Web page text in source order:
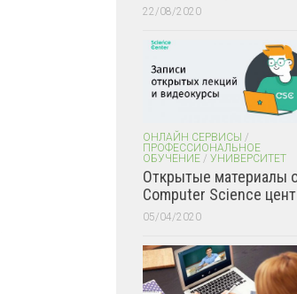
22/08/2020
ОНЛАЙН СЕРВИСЫ /
ПРОФЕССИОНАЛЬНОЕ
ОБУЧЕНИЕ / УНИВЕРСИТЕТ
Открытые материалы
Computer Science
05/04/2020